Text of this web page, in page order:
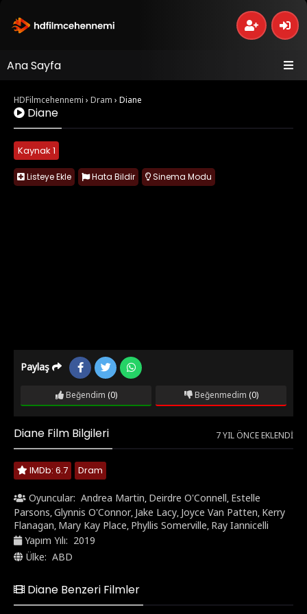
Ana Sayfa
HDFilmcehennemi › Dram › Diane
Diane
Kaynak 1
Listeye Ekle Hata Bildir Sinema Modu
Paylaş
Beğendim (0) Beğenmedim (0)
Diane Film Bilgileri 7 YIL ÖNCE EKLENDI
IMDb: 6.7 Dram
Oyuncular: Andrea Martin, Deirdre O'Connell, Estelle
Parsons,Glynnis O'Connor, Jake Lacy, Joyce Van Patten, Kerry
Flanagan, Mary Kay Place, Phyllis Somerville, Ray Iannicelli
Yapım Yılı: 2019
Ülke: ABD
Diane Benzeri Filmler